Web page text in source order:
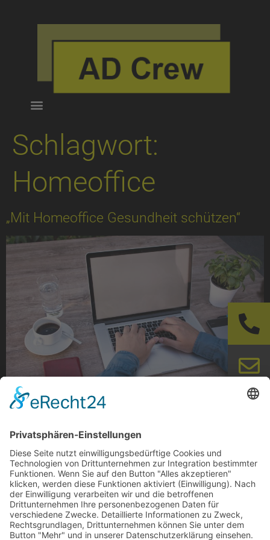
Schlagwort:
Homeoffice
„Mit Homeoffice Gesundheit schützen“
immer es geht, Pressestatement von
Bundesarbeitsminister, mehr Infos per Mausklick
dazu! Wie muss der Arbeitsplatz im Homeoffice
gestaltet sein? Homeoffice, Telearbeit und mobiles
Arbeiten, wo […]